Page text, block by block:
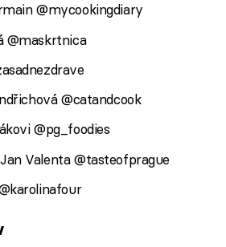
@mycookingdiary
@maskrtnica
@catandcook
@pg_foodies
Valenta @tasteofprague